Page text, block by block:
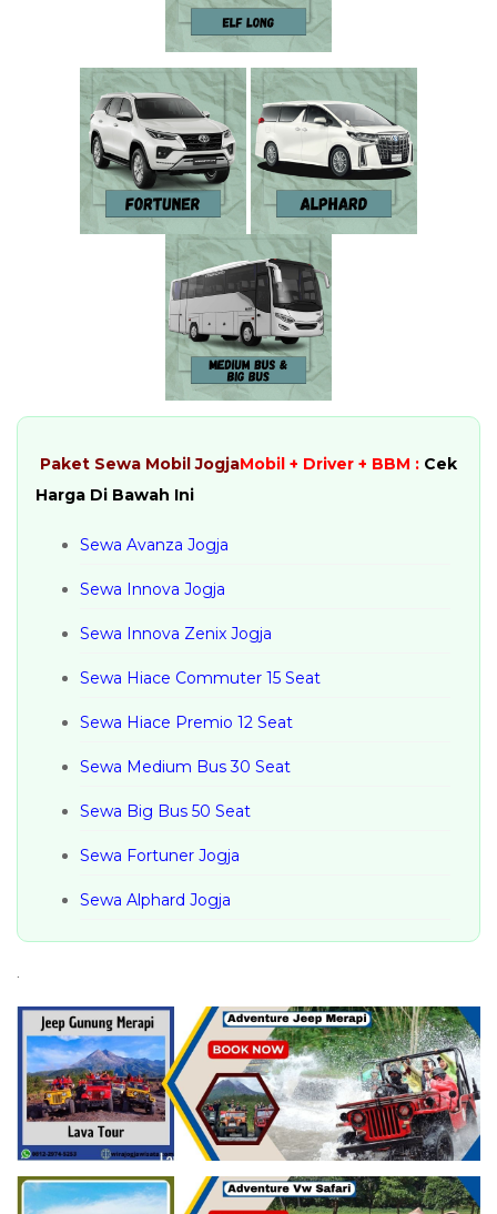
Paket Sewa Mobil JogjaMobil + Driver + BBM : Cek
Harga Di Bawah Ini
Sewa Avanza Jogja
Sewa Innova Jogja
Sewa Innova Zenix Jogja
Sewa Hiace Commuter 15 Seat
Sewa Hiace Premio 12 Seat
Sewa Medium Bus 30 Seat
Sewa Big Bus 50 Seat
Sewa Fortuner Jogja
Sewa Alphard Jogja